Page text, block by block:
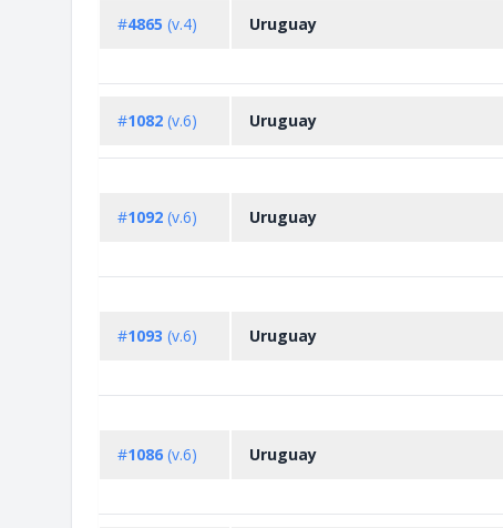
#4865 (v.4) Uruguay
#1082 (v.6) Uruguay
#1092 (v.6) Uruguay
#1093 (v.6) Uruguay
#1086 (v.6) Uruguay